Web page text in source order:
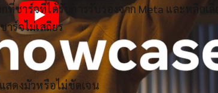
ที่ชาร์จที่ได้รับการรับรองจาก Meta และหลีกเ
ร์จไม่เสถียร
สดงมัวหรือไม่ชัดเจน